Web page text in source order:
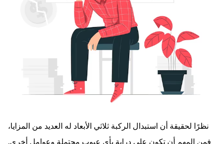
نظرًا لحقيقة أن استبدال الركبة ثلاثي الأبعاد له العديد من المزايا،
فمن المهم أن تكون على دراية بأي عيوب محتملة وعوامل أخرى.